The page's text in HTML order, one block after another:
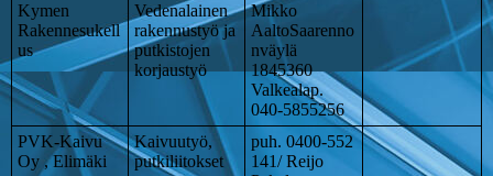
Kymen
Rakennesukell
us
Vedenalainen
rakennustyö ja
putkistojen
korjaustyö
Mikko
AaltoSaarenno
nväylä
1845360
Valkealap.
040-5855256
PVK-Kaivu
Oy , Elimäki
Kaivuutyö,
putkiliitokset
puh. 0400-552
141/ Reijo